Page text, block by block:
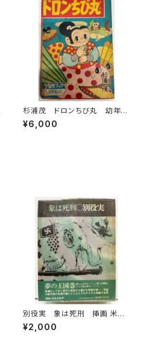
杉浦茂 ドロンちび丸 幼年ブ
ック10月号付録 集英社
¥6,000
別役実 象は死刑 挿画 米倉
斉加年 夢の王国シリーズ５ 1
973年 初版 ビニールカバ
¥2,000